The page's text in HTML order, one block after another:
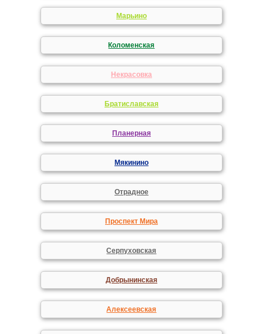
Марьино
Коломенская
Некрасовка
Братиславская
Планерная
Мякинино
Отрадное
Проспект Мира
Серпуховская
Добрынинская
Алексеевская